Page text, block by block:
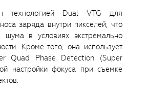
технологией Dual VTG для
заряда внутри пикселей, что
шума в условиях экстремально
Кроме того, она использует
Quad Phase Detection (Super
настройки фокуса при съемке